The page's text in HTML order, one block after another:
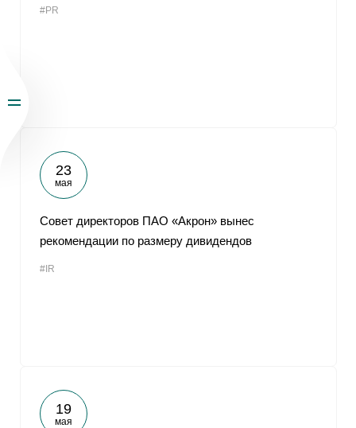
#PR
23
мая
Совет директоров ПАО «Акрон» вынес
рекомендации по размеру дивидендов
#IR
19
мая